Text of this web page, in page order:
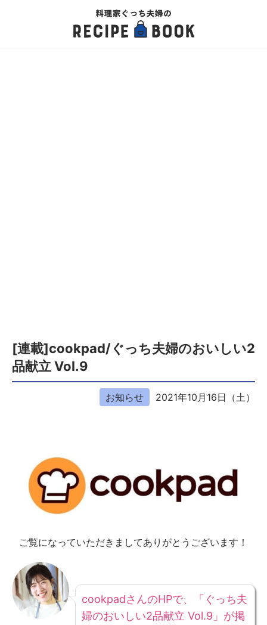
[連載]cookpad/ぐっち夫婦のおいしい2
品献立 Vol.9
お知らせ 2021年10月16日（土）
ご覧になっていただきましてありがとうございます！
cookpadさんのHPで、「ぐっち夫
婦のおいしい2品献立 Vol.9」が掲